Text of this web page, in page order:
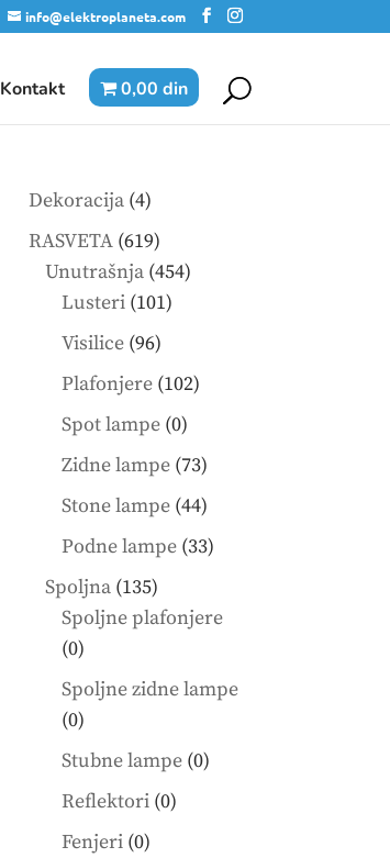
info@elektroplaneta.com
Kontakt 0,00 din
Dekoracija 44
products
RASVETA 619619
products
Unutrašnja 454454
Lusteri 101101
Visilice 9696
products
Plafonjere 102102
Spot lampe 00
products
Zidne lampe 7373
products
Stone lampe 4444
products
Podne lampe 3333
Spoljna 135135
products
Spoljne plafonjere
00
products
Spoljne zidne lampe
00
products
Stubne lampe 00
Reflektori 00
Fenjeri 00